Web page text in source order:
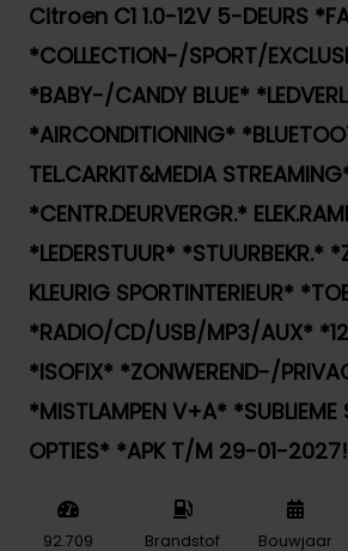
Citroen C1 1.0-12V 5-DEURS
*COLLECTION-/SPORT/
*BABY-/CANDY BLUE*
*AIRCONDITIONING*
TEL.CARKIT&MEDIA
*CENTR.DEURVERGR.*
*LEDERSTUUR* *STUURBEKR.*
KLEURIG SPORTINTERIEUR*
*RADIO/CD/USB/MP3/AUX*
*ISOFIX* *ZONWEREND-/
*MISTLAMPEN V+A* *SUBLIEME
OPTIES* *APK T/M 29-01-
92.709 Brandstof Bouwjaar